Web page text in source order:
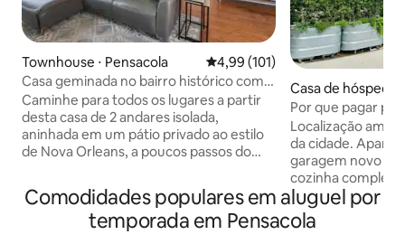
Townhouse ⋅ Pensacola 4,99 de uma avaliação média de
4,99 (101)
Casa geminada no bairro histórico com
excelentes avaliações perto do centro
Caminhe para todos os lugares a partir
desta casa de 2 andares isolada,
aninhada em um pátio privado ao estilo
de Nova Orleans, a poucos passos do
Pensacola e a uma curta distância de
carro da praia. Os quartos têm banheiros
privativos, com banheiras de ferro
fundido recém-renovadas, luminárias de
Casa de
Por que pagar
da cidade?
Localização
da cidade. Apartamento estúdio de
garagem novo e
cozinha completa
lavar/secar roupa. A cinco quarteirões
do corredor
Pensacola. Palafox Street, restaurantes,
Comodidades populares em aluguel por
temporada em Pensacola